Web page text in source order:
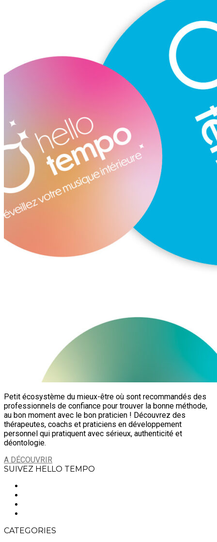
Petit écosystème du mieux-être où sont recommandés des
professionnels de confiance pour trouver la bonne méthode,
au bon moment avec le bon praticien ! Découvrez des
thérapeutes, coachs et praticiens en développement
personnel qui pratiquent avec sérieux, authenticité et
déontologie.
A DÉCOUVRIR
SUIVEZ HELLO TEMPO
CATEGORIES